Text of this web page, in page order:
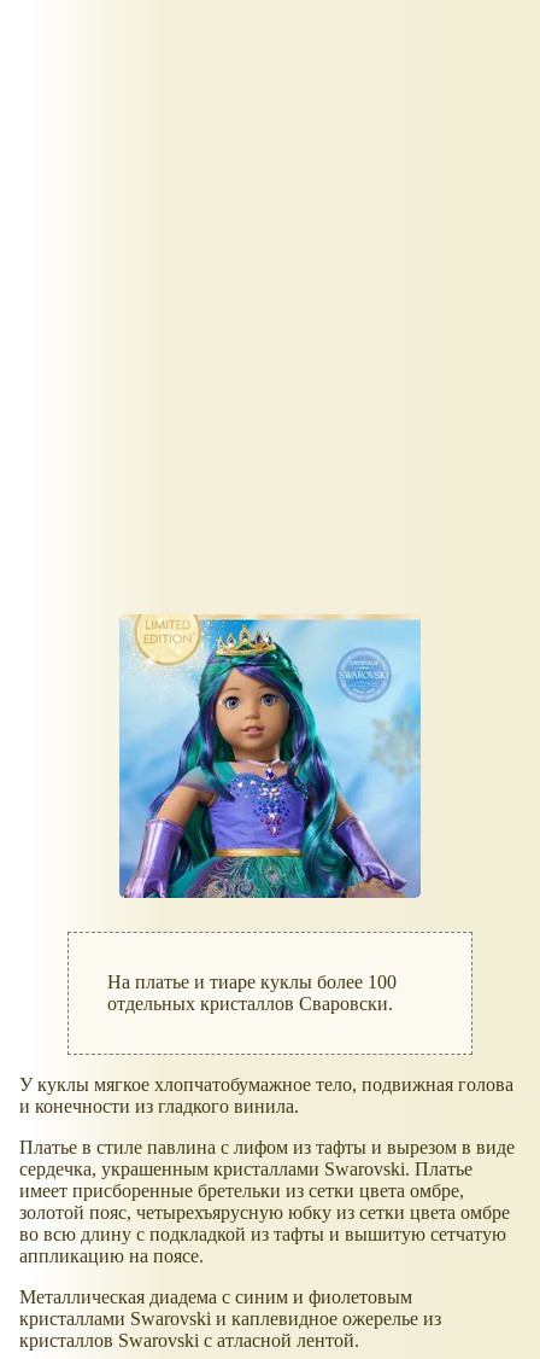
На платье и тиаре куклы более 100
отдельных кристаллов Сваровски.
У куклы мягкое хлопчатобумажное тело, подвижная голова
и конечности из гладкого винила.
Платье в стиле павлина с лифом из тафты и вырезом в виде
сердечка, украшенным кристаллами Swarovski. Платье
имеет присборенные бретельки из сетки цвета омбре,
золотой пояс, четырехъярусную юбку из сетки цвета омбре
во всю длину с подкладкой из тафты и вышитую сетчатую
аппликацию на поясе.
Металлическая диадема с синим и фиолетовым
кристаллами Swarovski и каплевидное ожерелье из
кристаллов Swarovski с атласной лентой.